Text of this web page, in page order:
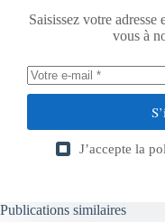
Saisissez votre adresse
vous à
J’accepte la
Publications similaires